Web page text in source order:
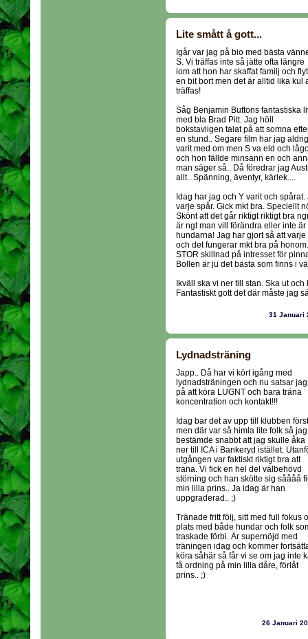
Lite smått å gott...
Igår var jag på bio med bästa
S. Vi träffas inte så jätte ofta längre
iom att hon har skaffat familj och
en bit bort men det är alltid lika kul
träffas!
Såg Benjamin Buttons fantastiska
med bla Brad Pitt. Jag höll
bokstavligen talat på att somna
en stund.. Segare film har jag aldrig
varit med om men S va eld och
och hon fällde minsann en och
man säger så.. Då föredrar jag
allt.. Spänning, äventyr, kärlek....
Idag har jag och Y varit och
varje spår. Gick mkt bra. Speciellt
Skönt att det går riktigt riktigt bra
är ngt man vill förändra eller inte
hundarna! Jag har gjort så att
och det fungerar mkt bra på
STOR skillnad på intresset för
Bollen är ju det bästa som finns i
Ikväll ska vi ner till stan. Ska ut
Fantastiskt gott det där måste jag
31 Januari
Lydnadsträning
Japp.. Då har vi kört igång med
lydnadsträningen och nu satsar jag
på att köra LUGNT och bara träna
koncentration och kontakt!!!
Idag bar det av upp till klubben först
men där var så himla lite folk så jag
bestämde snabbt att jag skulle åka
ner till ICA i Bankeryd istället.
utgången var faktiskt riktigt bra att
träna. Vi fick en hel del välbehövd
störning och han skötte sig såååå
min lilla prins.. Ja idag är han
uppgraderad.. ;)
Tränade fritt följ, sitt med full fokus
plats med både hundar och folk
traskade förbi. Är supernöjd med
träningen idag och kommer
köra såhär så får vi se om jag inte
få ordning på min lilla dåre, förlåt
prins.. ;)
26 Januari